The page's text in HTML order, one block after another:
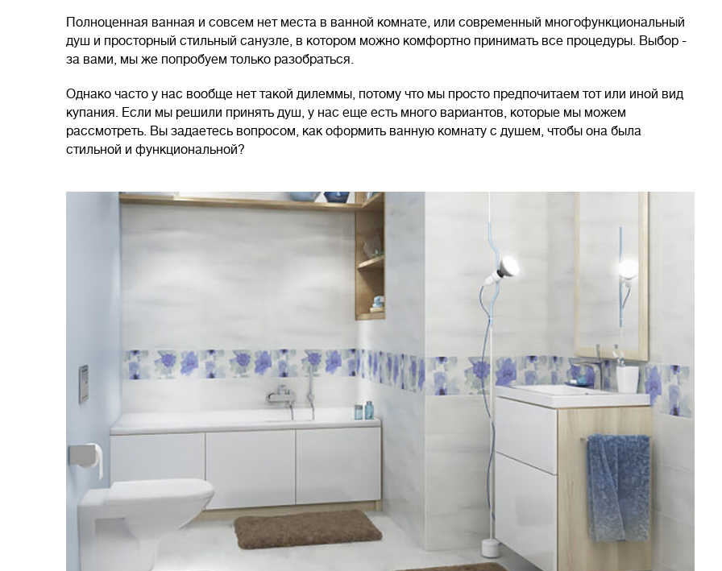
Полноценная ванная и совсем нет места в ванной комнате, или современный многофункциональный
душ и просторный стильный санузле, в котором можно комфортно принимать все процедуры. Выбор -
за вами, мы же попробуем только разобраться.
Однако часто у нас вообще нет такой дилеммы, потому что мы просто предпочитаем тот или иной вид
купания. Если мы решили принять душ, у нас еще есть много вариантов, которые мы можем
рассмотреть. Вы задаетесь вопросом, как оформить ванную комнату с душем, чтобы она была
стильной и функциональной?